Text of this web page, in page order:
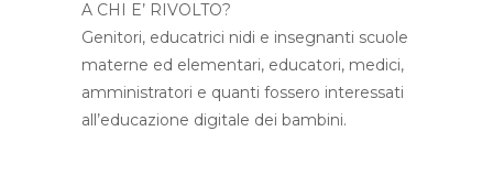
A CHI E’ RIVOLTO?
Genitori, educatrici nidi e insegnanti scuole
materne ed elementari, educatori, medici,
amministratori e quanti fossero interessati
all’educazione digitale dei bambini.